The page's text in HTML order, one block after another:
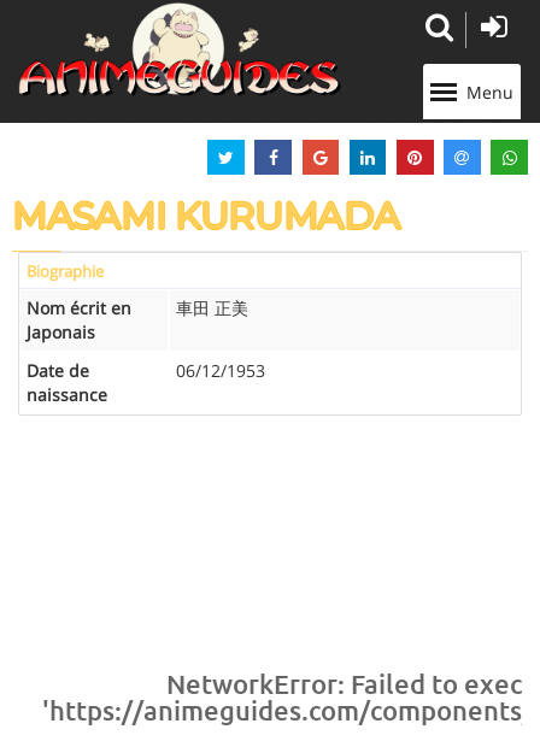
Menu
MASAMI KURUMADA
Biographie
Nom écrit en
Japonais
車田 正美
Date de
naissance
06/12/1953
NetworkError: Failed to
'https://animeguides.com/
Panneau de gestion des cookies